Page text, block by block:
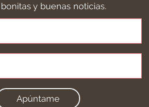
y buenas noticias.
Apúntame